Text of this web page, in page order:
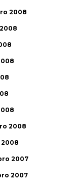
2008
2008
2007
2007